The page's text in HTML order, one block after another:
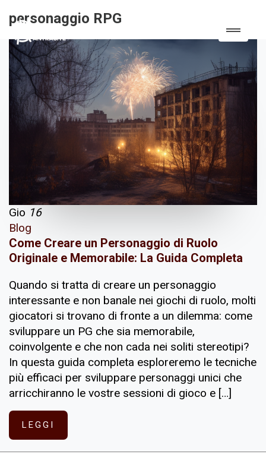
personaggio RPG
Gio 16
Blog
Come Creare un Personaggio di Ruolo
Originale e Memorabile: La Guida Completa
Quando si tratta di creare un personaggio
interessante e non banale nei giochi di ruolo, molti
giocatori si trovano di fronte a un dilemma: come
sviluppare un PG che sia memorabile,
coinvolgente e che non cada nei soliti stereotipi?
In questa guida completa esploreremo le tecniche
più efficaci per sviluppare personaggi unici che
arricchiranno le vostre sessioni di gioco e […]
LEGGI